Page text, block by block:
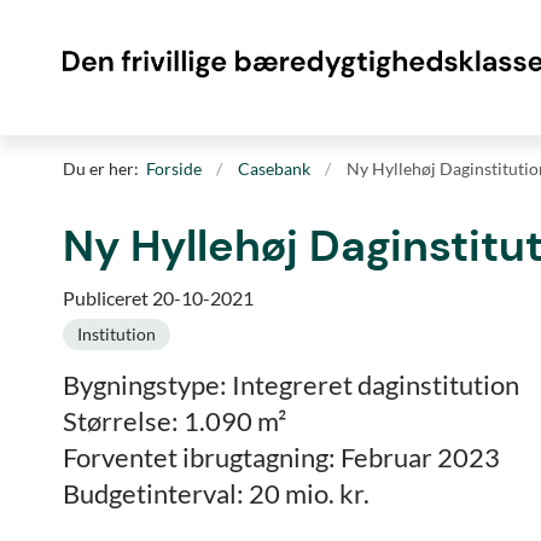
Du er her: Forside Casebank Ny Hyllehøj
Ny Hyllehøj
Publiceret 20-10-2021
Institution
Bygningstype: Integreret daginstitution
Størrelse: 1.090 m²
Forventet ibrugtagning: Februar 2023
Budgetinterval: 20 mio. kr.